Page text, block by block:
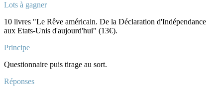
Lots à gagner
10 livres "Le Rêve américain. De la Déclaration d'Indépendance
aux Etats-Unis d'aujourd'hui" (13€).
Principe
Questionnaire puis tirage au sort.
Réponses